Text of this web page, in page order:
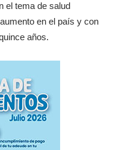
el tema de salud
en el país y con
años.